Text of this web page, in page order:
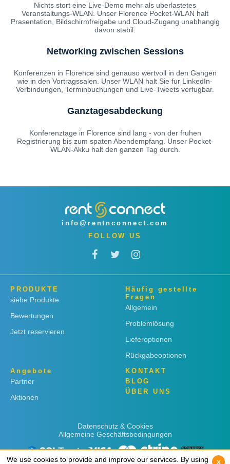
Nichts stort eine Live-Demo mehr als uberlastetes
Veranstaltungs-WLAN. Unser Florence Pocket-WLAN halt
Prasentation, Bildschirmfreigabe und Cloud-Zugang unabhangig
davon stabil.
Networking zwischen Sessions
Konferenzen in Florence sind genauso wertvoll in den Gangen
wie in den Vortragssalen. Unser WLAN halt Sie fur LinkedIn-
Verbindungen, Terminbuchungen und Live-Tweets verfugbar.
Ganztagesabdeckung
Konferenztage in Florence sind lang - von der fruhen
Registrierung bis zum spaten Abendempfang. Unser Pocket-
WLAN-Akku halt den ganzen Tag durch.
info@rentnconnect.com
FOLLOW US
PRODUKTE
siehe Produkte
Bewertungen
Jetzt reservieren
Häufig gestellte
Fragen
Allgemein
Problemlösung
Lieferoptionen
Rückgabeoptionen
Angebote
Partner
Aktionen
KONTAKT
BLOG
ÜBER UNS
Datenschutz & Cookies
Allgemeine Geschäftsbedingungen
We use cookies to provide and improve our services. By using
x
We use cookies to provide and improve our services. By using
x